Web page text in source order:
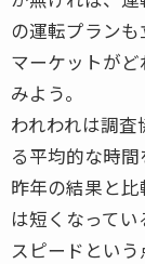
の運転プランも
マーケットが
みよう。
われわれは調
る平均的な時間
昨年の結果と
は短くなってい
スピードとい